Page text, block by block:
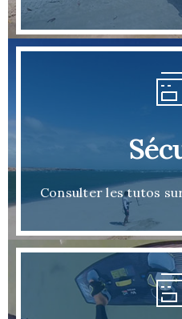
Consulter les tutos